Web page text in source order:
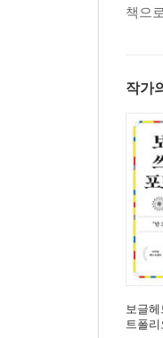
책으
작가
보글
트폴리